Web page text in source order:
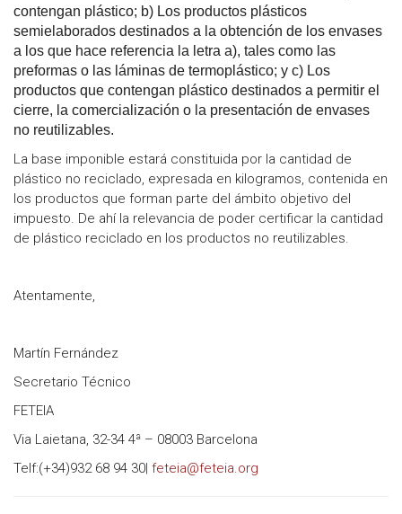
contengan plástico; b) Los productos plásticos
semielaborados destinados a la obtención de los envases
a los que hace referencia la letra a), tales como las
preformas o las láminas de termoplástico; y c) Los
productos que contengan plástico destinados a permitir el
cierre, la comercialización o la presentación de envases
no reutilizables.
La base imponible estará constituida por la cantidad de
plástico no reciclado, expresada en kilogramos, contenida en
los productos que forman parte del ámbito objetivo del
impuesto. De ahí la relevancia de poder certificar la cantidad
de plástico reciclado en los productos no reutilizables.
Atentamente,
Martín Fernández
Secretario Técnico
FETEIA
Via Laietana, 32-34 4ª – 08003 Barcelona
Telf:(+34)932 68 94 30| feteia@feteia.org